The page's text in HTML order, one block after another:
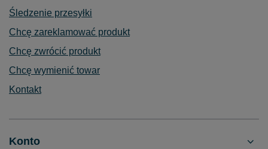
Śledzenie przesyłki
Chcę zareklamować produkt
Chcę zwrócić produkt
Chcę wymienić towar
Kontakt
Konto